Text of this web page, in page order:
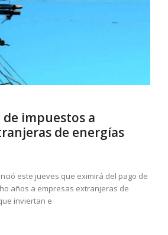
impuestos a
de energías
este jueves que eximirá del pago de
años a empresas extranjeras de
inviertan e